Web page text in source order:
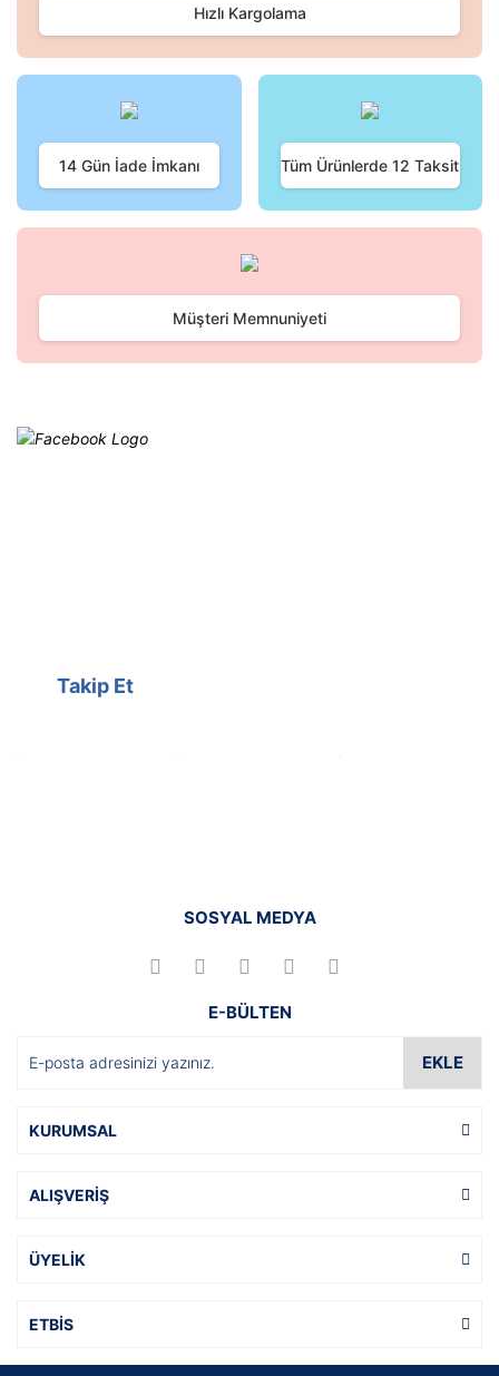
Yorum Yaz
Ürün resmi kalitesiz, bozuk veya görüntülenemiyor.
Bu ürüne benzer farklı alternatifler olmalı.
Gönder
Hızlı Kargolama
14 Gün İade İmkanı Tüm Ürünlerde 12 Taksit
Müşteri Memnuniyeti
Takip Et
SOSYAL MEDYA
E-BÜLTEN
EKLE
KURUMSAL
ALIŞVERİŞ
ÜYELİK
ETBİS